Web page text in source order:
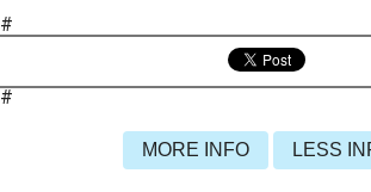
#
#
MORE INFO LESS